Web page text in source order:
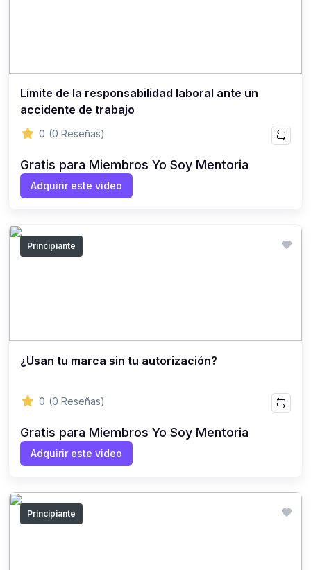
Límite de la responsabilidad laboral ante un
accidente de trabajo
0 (0 Reseñas)
Gratis para Miembros Yo Soy Mentoria
Adquirir este video
Principiante
¿Usan tu marca sin tu autorización?
0 (0 Reseñas)
Gratis para Miembros Yo Soy Mentoria
Adquirir este video
Principiante